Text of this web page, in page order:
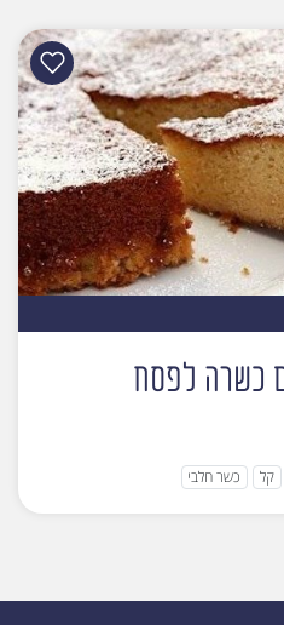
כשרה לפסח
קל כשר חלבי